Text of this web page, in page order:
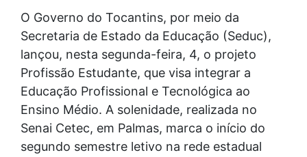
O Governo do Tocantins, por meio da
Secretaria de Estado da Educação (Seduc),
lançou, nesta segunda-feira, 4, o projeto
Profissão Estudante, que visa integrar a
Educação Profissional e Tecnológica ao
Ensino Médio. A solenidade, realizada no
Senai Cetec, em Palmas, marca o início do
segundo semestre letivo na rede estadual